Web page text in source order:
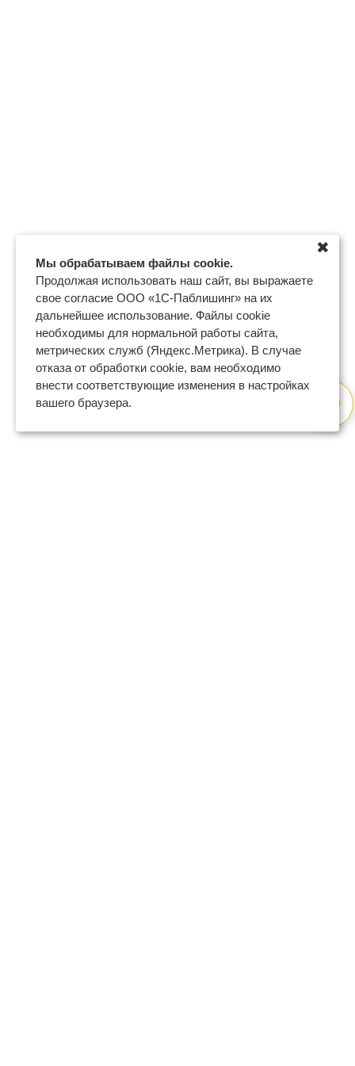
Мы обрабатываем файлы cookie.
Продолжая использовать наш сайт, вы выражаете
свое согласие ООО «1С-Паблишинг» на их
дальнейшее использование. Файлы cookie
необходимы для нормальной работы сайта,
метрических служб (Яндекс.Метрика). В случае
отказа от обработки cookie, вам необходимо
внести соответствующие изменения в настройках
вашего браузера.
✖